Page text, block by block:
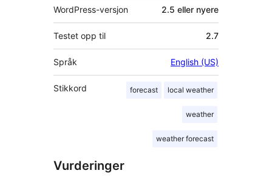
WordPress-versjon 2.5 eller nyere
Testet opp til 2.7
Språk English (US)
Stikkord forecast local weather
weather
weather forecast
Vurderinger